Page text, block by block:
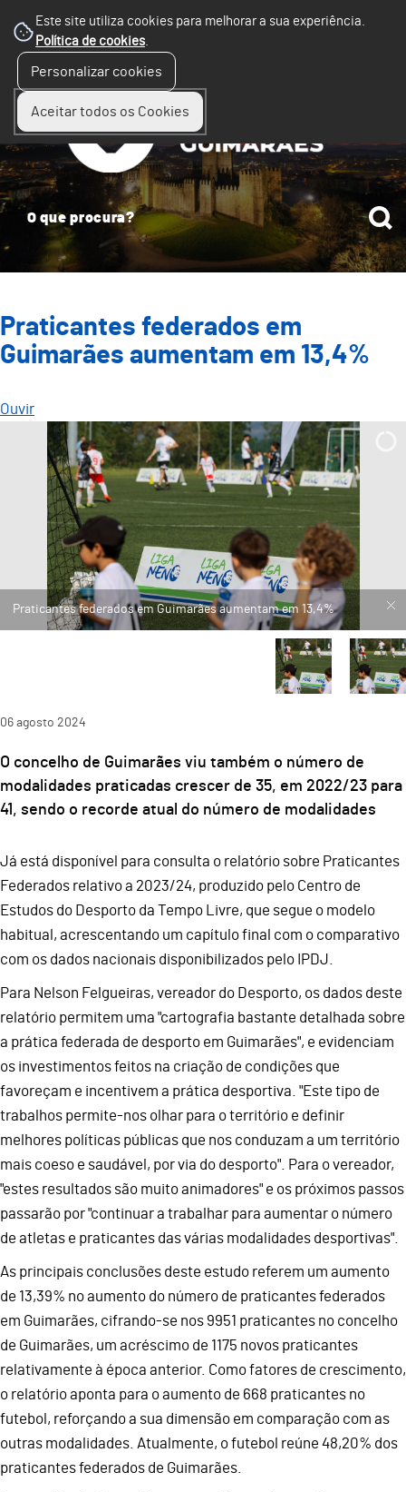
Este site utiliza cookies para melhorar a sua experiência.
Política de cookies.
Personalizar cookies
Aceitar todos os Cookies
Praticantes federados em
Guimarães aumentam em 13,4%
Ouvir
06 agosto 2024
O concelho de Guimarães viu também o número de
modalidades praticadas crescer de 35, em 2022/23 para
41, sendo o recorde atual do número de modalidades
Já está disponível para consulta o relatório sobre Praticantes
Federados relativo a 2023/24, produzido pelo Centro de
Estudos do Desporto da Tempo Livre, que segue o modelo
habitual, acrescentando um capítulo final com o comparativo
com os dados nacionais disponibilizados pelo IPDJ.
Para Nelson Felgueiras, vereador do Desporto, os dados deste
relatório permitem uma "cartografia bastante detalhada sobre
a prática federada de desporto em Guimarães", e evidenciam
os investimentos feitos na criação de condições que
favoreçam e incentivem a prática desportiva. "Este tipo de
trabalhos permite-nos olhar para o território e definir
melhores políticas públicas que nos conduzam a um território
mais coeso e saudável, por via do desporto". Para o vereador,
"estes resultados são muito animadores" e os próximos passos
passarão por "continuar a trabalhar para aumentar o número
de atletas e praticantes das várias modalidades desportivas".
As principais conclusões deste estudo referem um aumento
de 13,39% no aumento do número de praticantes federados
em Guimarães, cifrando-se nos 9951 praticantes no concelho
de Guimarães, um acréscimo de 1175 novos praticantes
relativamente à época anterior. Como fatores de crescimento,
o relatório aponta para o aumento de 668 praticantes no
futebol, reforçando a sua dimensão em comparação com as
outras modalidades. Atualmente, o futebol reúne 48,20% dos
praticantes federados de Guimarães.